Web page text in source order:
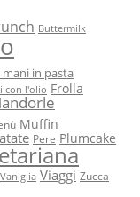
Buttermilk
mani in pasta
con l'olio Frolla
Muffin
Pere Plumcake
Vaniglia Viaggi Zucca